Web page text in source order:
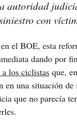
autoridad
con
el BOE, esta
dando por
a los ciclistas que,
en una situación
que no parecía